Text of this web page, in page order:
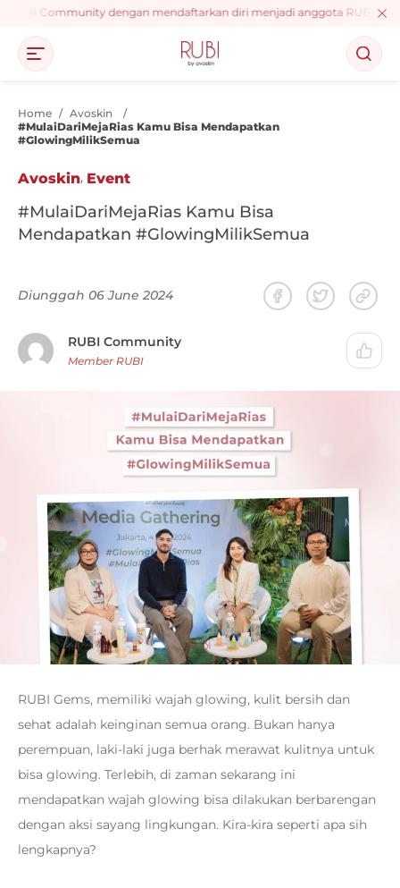
Community dengan mendaftarkan diri menjadi anggota RUBI,
Home / Avoskin
/
#MulaiDariMejaRias Kamu Bisa Mendapatkan
#GlowingMilikSemua
Avoskin, Event
#MulaiDariMejaRias Kamu Bisa
Mendapatkan #GlowingMilikSemua
Diunggah 06 June 2024
RUBI Community
Member RUBI
RUBI Gems, memiliki wajah glowing, kulit bersih dan
sehat adalah keinginan semua orang. Bukan hanya
perempuan, laki-laki juga berhak merawat kulitnya untuk
bisa glowing. Terlebih, di zaman sekarang ini
mendapatkan wajah glowing bisa dilakukan berbarengan
dengan aksi sayang lingkungan. Kira-kira seperti apa sih
lengkapnya?